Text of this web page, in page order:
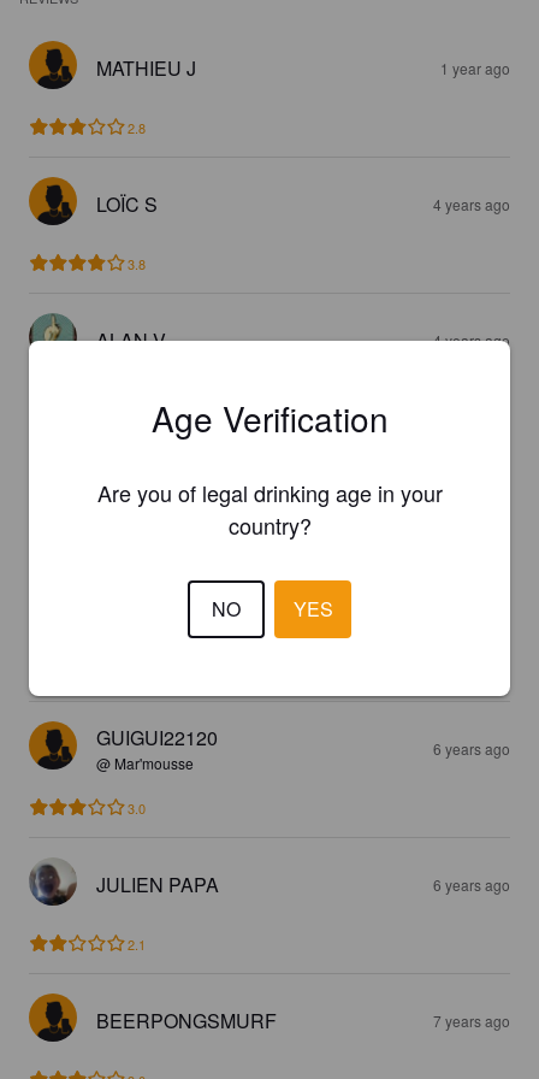
MATHIEU J 1 year ago
2.8
LOÏC S 4 years ago
3.8
ALAN V 4 years ago
SHEEPSHEEP
GUIGUI22120
@ Mar'mousse
6 years ago
3.0
JULIEN PAPA 6 years ago
2.1
BEERPONGSMURF 7 years ago
Age Verification
Are you of legal drinking age in your
country?
NO YES